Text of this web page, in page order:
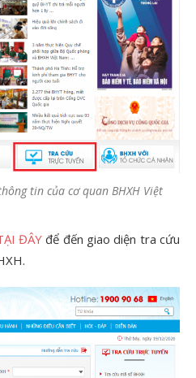
tin của cơ quan BHXH Việt
ĐÂYđể đến giao diện tra cứu